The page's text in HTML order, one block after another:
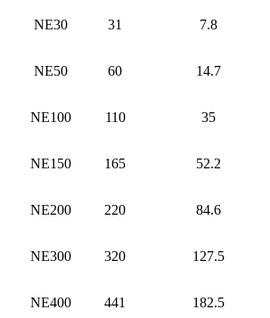
NE30 31 7.8
NE50 60 14.7
NE100 110 35
NE150 165 52.2
NE200 220 84.6
NE300 320 127.5
NE400 441 182.5